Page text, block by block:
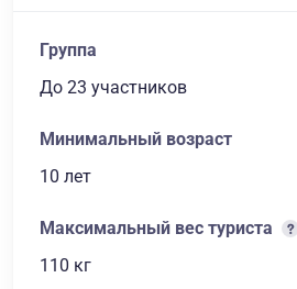
Группа
до 23 участников
Минимальный возраст
10 лет
Максимальный вес туриста
110 кг